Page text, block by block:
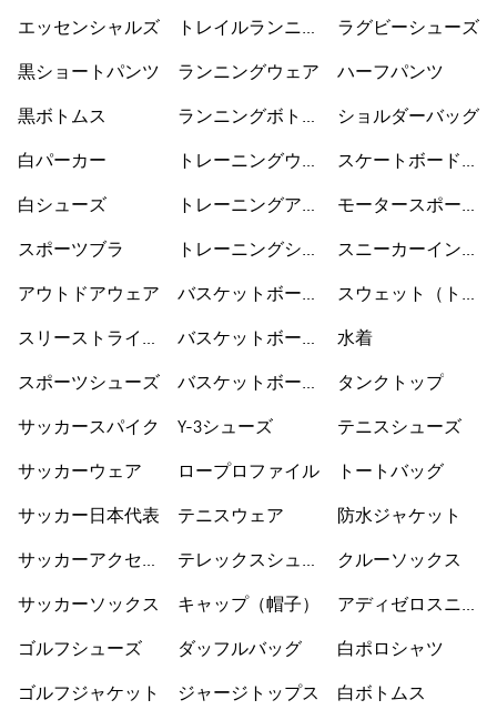
エッセンシャルズ
黒ショートパンツ
黒ボトムス
白パーカー
白シューズ
スポーツブラ
アウトドアウェア
スリーストライプ
スポーツシューズ
サッカースパイク
サッカーウェア
サッカー日本代表
サッカーアクセサ
サッカーソックス
ゴルフシューズ
ゴルフジャケット
トレイルランニン
ランニングウェア
ランニングボトム
トレーニングウェ
トレーニングアク
トレーニングシュ
バスケットボール
バスケットボール
バスケットボール
Y-3シューズ
ロープロファイル
テニスウェア
テレックスシュー
キャップ（帽子）
ダッフルバッグ
ジャージトップス
ラグビーシューズ
ハーフパンツ
ショルダーバッグ
スケートボードシ
モータースポーツ
スニーカーインソ
スウェット（トレ
水着
タンクトップ
テニスシューズ
トートバッグ
防水ジャケット
クルーソックス
アディゼロスニー
白ポロシャツ
白ボトムス